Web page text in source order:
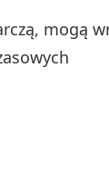
mogą